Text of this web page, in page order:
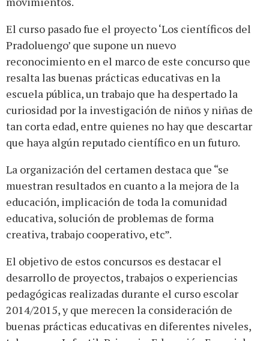
El curso pasado fue el proyecto ‘Los científicos del
Pradoluengo’ que supone un nuevo
reconocimiento en el marco de este concurso que
resalta las buenas prácticas educativas en la
escuela pública, un trabajo que ha despertado la
curiosidad por la investigación de niños y niñas de
tan corta edad, entre quienes no hay que descartar
que haya algún reputado científico en un futuro.
La organización del certamen destaca que “se
muestran resultados en cuanto a la mejora de la
educación, implicación de toda la comunidad
educativa, solución de problemas de forma
creativa, trabajo cooperativo, etc”.
El objetivo de estos concursos es destacar el
desarrollo de proyectos, trabajos o experiencias
pedagógicas realizadas durante el curso escolar
2014/2015, y que merecen la consideración de
buenas prácticas educativas en diferentes niveles,